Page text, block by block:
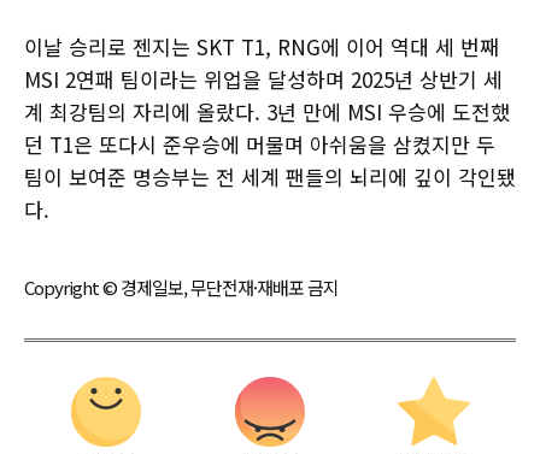
이날 승리로 젠지는 SKT T1, RNG에 이어 역대 세 번째
MSI 2연패 팀이라는 위업을 달성하며 2025년 상반기 세
계 최강팀의 자리에 올랐다. 3년 만에 MSI 우승에 도전했
던 T1은 또다시 준우승에 머물며 아쉬움을 삼켰지만 두
팀이 보여준 명승부는 전 세계 팬들의 뇌리에 깊이 각인됐
다.
Copyright © 경제일보, 무단전재·재배포 금지